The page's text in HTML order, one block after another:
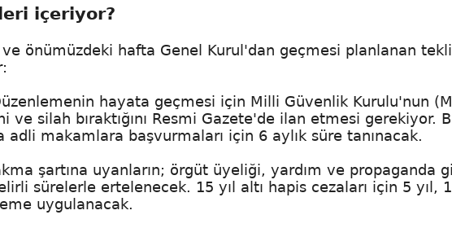
içeriyor?
ve önümüzdeki hafta Genel Kurul'dan geçmesi planlanan
hayata geçmesi için Milli Güvenlik Kurulu'nun
silah bıraktığını Resmi Gazete'de ilan etmesi gerekiyor.
adli makamlara başvurmaları için 6 aylık süre tanınacak.
şartına uyanların; örgüt üyeliği, yardım ve propaganda
sürelerle ertelenecek. 15 yıl altı hapis cezaları için 5 yıl,
uygulanacak.